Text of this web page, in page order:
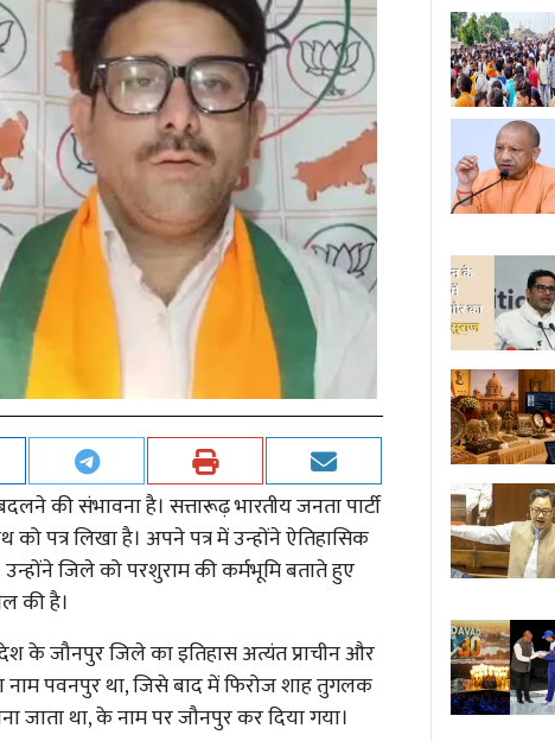
की संभावना है। सत्तारूढ़ भारतीय जनता पार्टी
पत्र लिखा है। अपने पत्र में उन्होंने ऐतिहासिक
जिले को परशुराम की कर्मभूमि बताते हुए
की है।
के जौनपुर जिले का इतिहास अत्यंत प्राचीन और
नाम पवनपुर था, जिसे बाद में फिरोज शाह तुगलक
था, के नाम पर जौनपुर कर दिया गया।